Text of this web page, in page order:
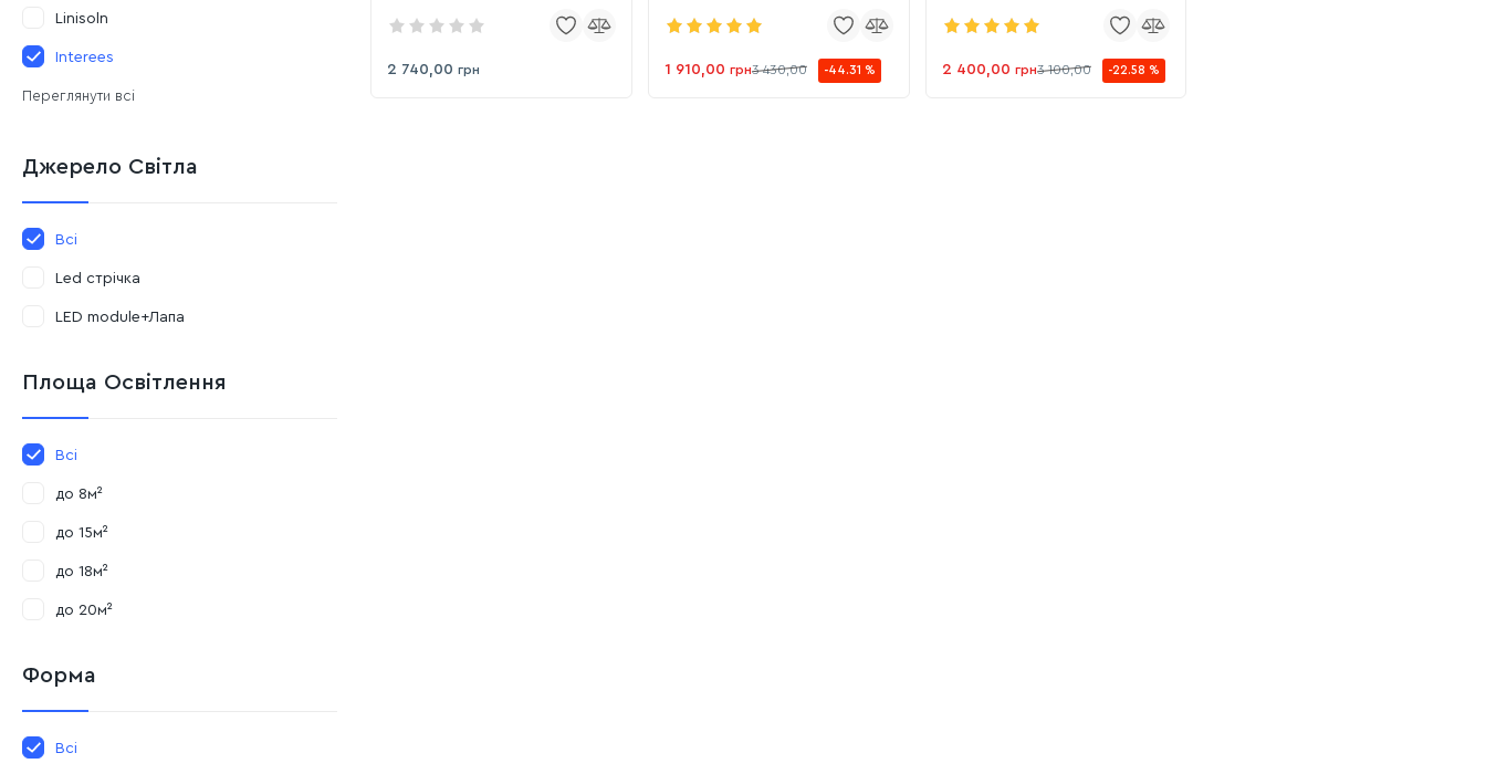
Linisoln
Interees
Переглянути всі
Джерело Світла
Всі
Led стрічка
LED module+Лапа
Площа Освітлення
Всі
до 8м²
до 15м²
до 18м²
до 20м²
Форма
Всі
500 WH+BK
2 740,00 грн
K33209-680 WT+BK
1 910,00 грн3 430,00 -44.31 % 2 400,00 грн3 100,00 -22.58 %